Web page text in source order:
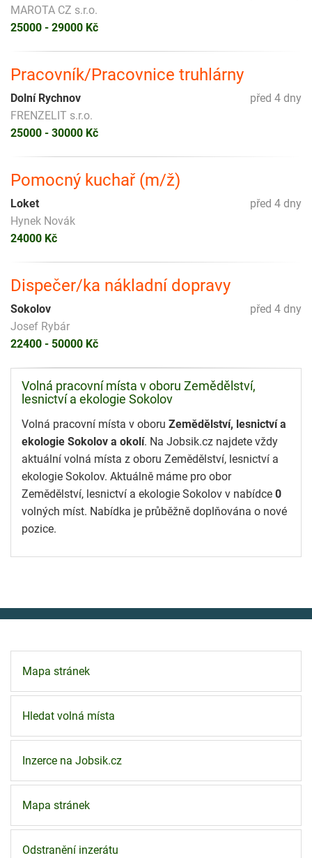
MAROTA CZ s.r.o.
25000 - 29000 Kč
Pracovník/Pracovnice truhlárny
před 4 dny
Dolní Rychnov
FRENZELIT s.r.o.
25000 - 30000 Kč
Pomocný kuchař (m/ž)
před 4 dny
Loket
Hynek Novák
24000 Kč
Dispečer/ka nákladní dopravy
před 4 dny
Sokolov
Josef Rybár
22400 - 50000 Kč
Volná pracovní místa v oboru Zemědělství,
lesnictví a ekologie Sokolov
Volná pracovní místa v oboru Zemědělství, lesnictví a
ekologie Sokolov a okolí. Na Jobsik.cz najdete vždy
aktuální volná místa z oboru Zemědělství, lesnictví a
ekologie Sokolov. Aktuálně máme pro obor
Zemědělství, lesnictví a ekologie Sokolov v nabídce 0
volných míst. Nabídka je průběžně doplňována o nové
pozice.
Mapa stránek
Hledat volná místa
Inzerce na Jobsik.cz
Mapa stránek
Odstranění inzerátu